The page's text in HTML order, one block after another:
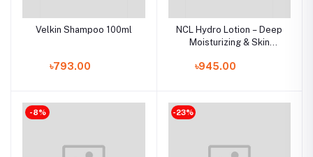
Velkin Shampoo 100ml
৳793.00
NCL Hydro Lotion – Deep
Moisturizing & Skin
৳945.00
-8% -23%